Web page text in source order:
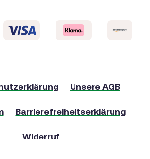
Unsere AGB
Barrierefreiheitserklärung
Widerruf